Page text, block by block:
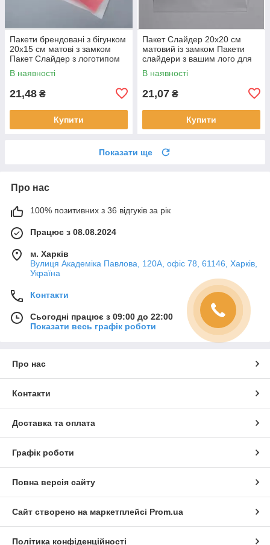
Пакети брендовані з бігунком
20x15 см матові з замком
Пакет Слайдер з логотипом
100 шт.
В наявності
21,48 ₴
Купити
Пакет Слайдер 20x20 см
матовий із замком Пакети
слайдери з вашим лого для
персоналізованого дизайну
100 шт.
В наявності
21,07 ₴
Купити
Показати ще
Про нас
100% позитивних з 36 відгуків за рік
Працює з 08.08.2024
м. Харків
Вулиця Академіка Павлова, 120А, офіс 78, 61146, Харків,
Україна
Контакти
Сьогодні працює з 09:00 до 22:00
Показати весь графік роботи
Про нас
Контакти
Доставка та оплата
Графік роботи
Повна версія сайту
Сайт створено на маркетплейсі Prom.ua
Політика конфіденційності